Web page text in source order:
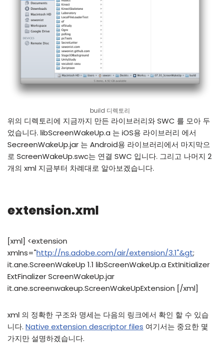
build 디렉토리
위의 디렉토리에 지금까지 만든 라이브러리와 SWC 를 모아 두
었습니다. libScreenWakeUp.a 는 iOS용 라이브러리 에서
SecreenWakeUp.jar 는 Android용 라이브러리에서 마지막으
로 ScreenWakeUp.swc는 연결 SWC 입니다. 그리고 나머지 2
개의 xml 지금부터 차례대로 알아보겠습니다.
extension.xml
[xml] <extension
xmlns="http://ns.adobe.com/air/extension/3.1"&gt;
it.ane.ScreenWakeUp 1.1 libScreenWakeUp.a ExtInitializer
ExtFinalizer ScreenWakeUp.jar
it.ane.screenwakeup.ScreenWakeUpExtension [/xml]
xml 의 정확한 구조와 명세는 다음의 링크에서 확인 할 수 있습
니다. Native extension descriptor files 여기서는 중요한 몇
가지만 설명하겠습니다.